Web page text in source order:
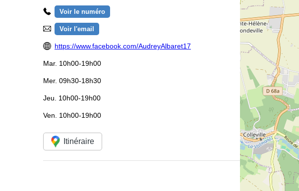
Voir le numéro
Voir l'email
https://www.facebook.com/AudreyAlbaret17
Mar. 10h00-19h00
Mer. 09h30-18h30
Jeu. 10h00-19h00
Ven. 10h00-19h00
Itinéraire